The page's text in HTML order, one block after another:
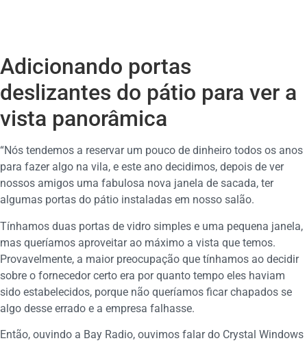
Adicionando portas
deslizantes do pátio para ver a
vista panorâmica
“Nós tendemos a reservar um pouco de dinheiro todos os anos
para fazer algo na vila, e este ano decidimos, depois de ver
nossos amigos uma fabulosa nova janela de sacada, ter
algumas portas do pátio instaladas em nosso salão.
Tínhamos duas portas de vidro simples e uma pequena janela,
mas queríamos aproveitar ao máximo a vista que temos.
Provavelmente, a maior preocupação que tínhamos ao decidir
sobre o fornecedor certo era por quanto tempo eles haviam
sido estabelecidos, porque não queríamos ficar chapados se
algo desse errado e a empresa falhasse.
Então, ouvindo a Bay Radio, ouvimos falar do Crystal Windows